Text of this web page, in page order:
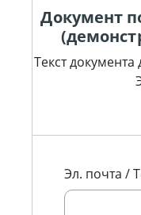
Документ
Текст
Эл. почта /